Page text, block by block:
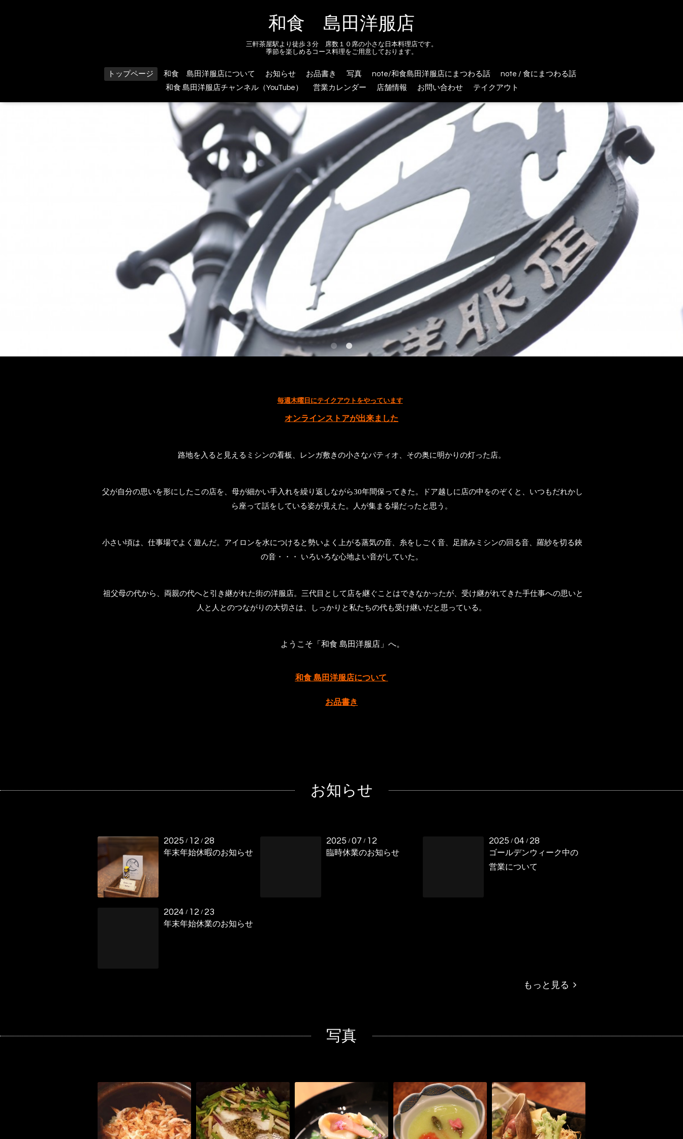
和食 島田洋服店
三軒茶屋駅より徒歩３分 席数１０席の小さな日本料理店です。
季節を楽しめるコース料理をご用意しております。
トップページ 和食 島田洋服店について お知らせ お品書き 写真 note/和食島田洋服店にまつわる話
note / 食にまつわる話
和食 島田洋服店チャンネル（YouTube）
営業カレンダー 店舗情報 お問い合わせ テイクアウト
毎週木曜日にテイクアウトをやっています
オンラインストアが出来ました
路地を入ると見えるミシンの看板、レンガ敷きの小さなパティオ、その奥に明かりの灯った店。
父が自分の思いを形にしたこの店を、母が細かい手入れを繰り返しながら30年間保ってきた。ドア越しに店の中をのぞくと、いつもだれかし
ら座って話をしている姿が見えた。
人が集まる場だったと思う。
小さい頃は、仕事場でよく遊んだ。アイロンを水につけると勢いよく上がる蒸気の音、糸をしごく音、足踏みミシンの回る音、羅紗を切る鋏
の音・・・ いろいろな心地よい音がしていた。
祖父母の代から、両親の代へと引き継がれた街の洋服店。三代目として店を継ぐことはできなかったが、受け継がれてきた手仕事への思いと
人と人とのつながりの大切さは、しっかりと私たちの代も受け継いだと思っている。
ようこそ「和食 島田洋服店」へ。
和食 島田洋服店について
お品書き
お知らせ
2025 / 12 / 28
年末年始休暇のお知らせ
2025 / 07 / 12
臨時休業のお知らせ
2025 / 04 / 28
ゴールデンウィーク中の
営業について
2024 / 12 / 23
年末年始休業のお知らせ
もっと見る
写真